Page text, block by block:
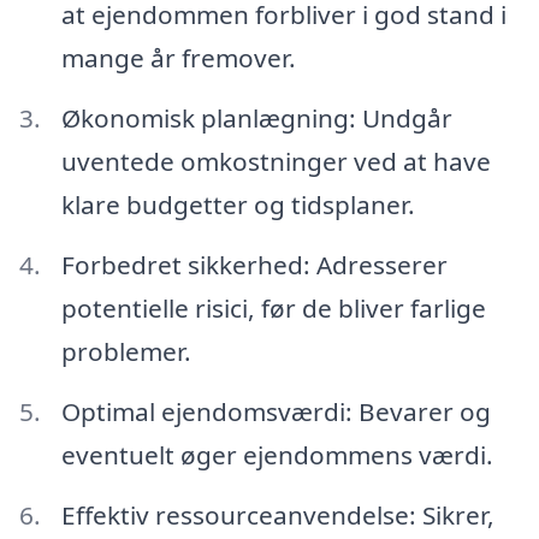
at ejendommen forbliver i god stand i
mange år fremover.
Økonomisk planlægning: Undgår
uventede omkostninger ved at have
klare budgetter og tidsplaner.
Forbedret sikkerhed: Adresserer
potentielle risici, før de bliver farlige
problemer.
Optimal ejendomsværdi: Bevarer og
eventuelt øger ejendommens værdi.
Effektiv ressourceanvendelse: Sikrer,